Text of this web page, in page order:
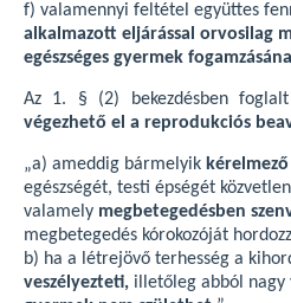
f) valamennyi feltétel együttes
alkalmazott eljárással orvosilag
egészséges gyermek
Az 1. § (2) bekezdésben
végezhető el a reprodukciós
„a) ameddig bármelyik kérelmező
egészségét, testi épségét
valamely megbetegedésben
megbetegedés kórokozóját
b) ha a létrejövő terhesség a
veszélyezteti, illetőleg abból nagy